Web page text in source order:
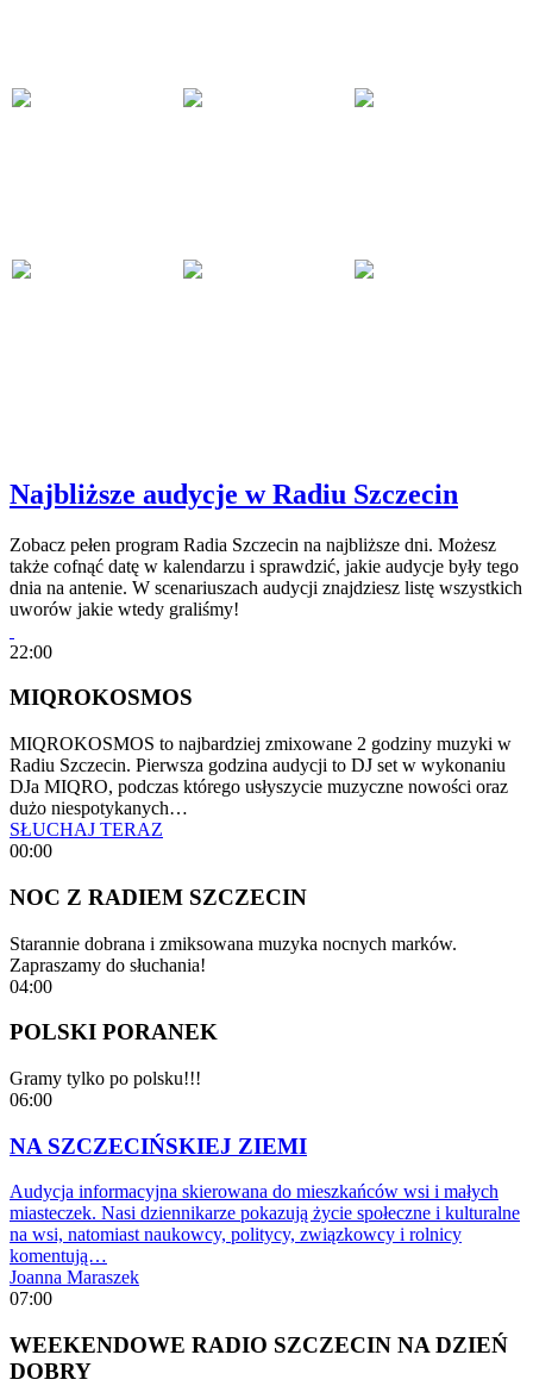
Najbliższe audycje w Radiu Szczecin
Zobacz pełen program Radia Szczecin na najbliższe dni. Możesz
także cofnąć datę w kalendarzu i sprawdzić, jakie audycje były tego
dnia na antenie. W scenariuszach audycji znajdziesz listę wszystkich
uworów jakie wtedy graliśmy!
22:00
MIQROKOSMOS
MIQROKOSMOS to najbardziej zmixowane 2 godziny muzyki w
Radiu Szczecin. Pierwsza godzina audycji to DJ set w wykonaniu
DJa MIQRO, podczas którego usłyszycie muzyczne nowości oraz
dużo niespotykanych…
SŁUCHAJ TERAZ
00:00
NOC Z RADIEM SZCZECIN
Starannie dobrana i zmiksowana muzyka nocnych marków.
Zapraszamy do słuchania!
04:00
POLSKI PORANEK
Gramy tylko po polsku!!!
06:00
NA SZCZECIŃSKIEJ ZIEMI
Audycja informacyjna skierowana do mieszkańców wsi i małych
miasteczek. Nasi dziennikarze pokazują życie społeczne i kulturalne
na wsi, natomiast naukowcy, politycy, związkowcy i rolnicy
komentują…
Joanna Maraszek
07:00
WEEKENDOWE RADIO SZCZECIN NA DZIEŃ
DOBRY